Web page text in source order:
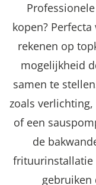
kopen?
rekenen op
mogelijkheid
samen te
zoals
of een
de
frituurinstallatie
gebruiken